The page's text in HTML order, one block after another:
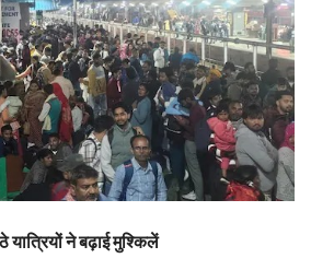
ने बढ़ाई मुश्किलें